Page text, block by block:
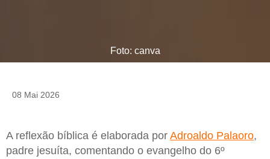
Foto: canva
08 Mai 2026
A reflexão bíblica é elaborada por Adroaldo Palaoro,
padre jesuíta, comentando o evangelho do 6º